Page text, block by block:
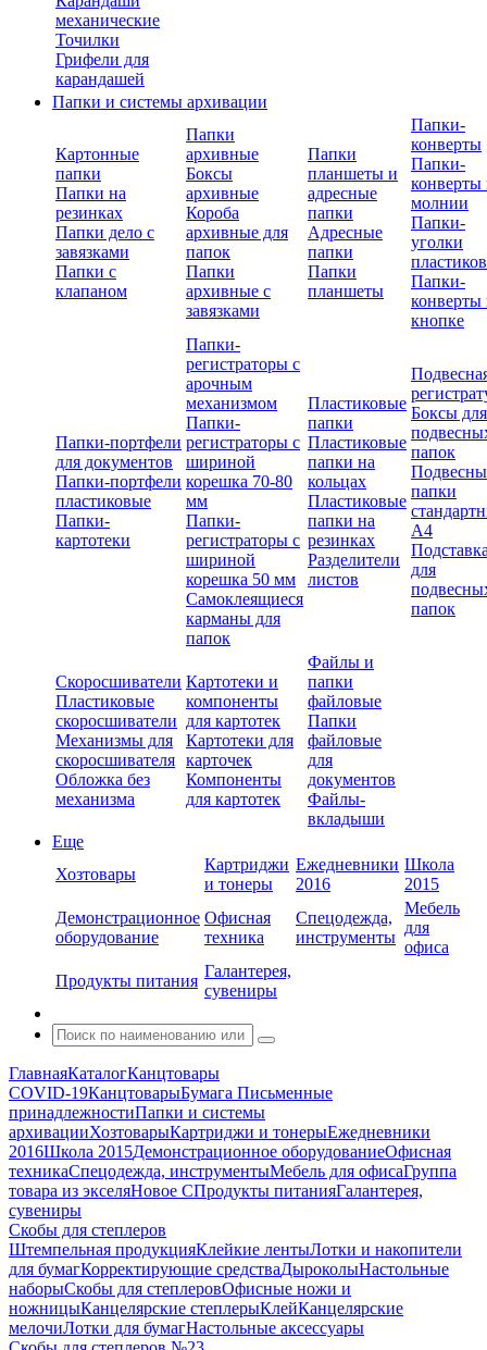
механические
Точилки
Грифели для
карандашей
Папки и системы архивации
Картонные
папки
Папки на
резинках
Папки дело с
завязками
Папки с
клапаном
Папки
архивные
Боксы
архивные
Короба
архивные для
папок
Папки
архивные с
завязками
Папки
планшеты и
адресные
папки
Адресные
папки
Папки
планшеты
Папки-
конверты
Папки-
конверты
молнии
Папки-
уголки
Папки-
конверты
кнопке
Папки-портфели
для документов
Папки-портфели
пластиковые
Папки-
картотеки
Папки-
регистраторы с
арочным
механизмом
Папки-
регистраторы с
шириной
корешка 70-80
мм
Папки-
регистраторы с
шириной
корешка 50 мм
Самоклеящиеся
карманы для
папок
Пластиковые
папки
Пластиковые
папки на
кольцах
Пластиковые
папки на
резинках
Разделители
листов
Боксы для
папок
папки
А4
для
папок
Скоросшиватели
Пластиковые
скоросшиватели
Механизмы для
скоросшивателя
Обложка без
механизма
Картотеки и
компоненты
для картотек
Картотеки для
карточек
Компоненты
для картотек
Файлы и
папки
файловые
Папки
файловые
для
документов
Файлы-
вкладыши
Еще
Хозтовары
Картриджи
и тонеры
Ежедневники
2016
Школа
2015
Демонстрационное
оборудование
Офисная
техника
Спецодежда,
инструменты
Мебель
для
офиса
Продукты питания
Галантерея,
сувениры
ГлавнаяКаталогКанцтовары
COVID-19КанцтоварыБумага Письменные
принадлежностиПапки и системы
архивацииХозтоварыКартриджи и тонерыЕжедневники
2016Школа 2015Демонстрационное оборудованиеОфисная
техникаСпецодежда, инструментыМебель для офисаГруппа
товара из экселяНовое СПродукты питанияГалантерея,
сувениры
Скобы для степлеров
Штемпельная продукцияКлейкие лентыЛотки и накопители
для бумагКорректирующие средстваДыроколыНастольные
наборыСкобы для степлеровОфисные ножи и
ножницыКанцелярские степлерыКлейКанцелярские
мелочиЛотки для бумагНастольные аксессуары